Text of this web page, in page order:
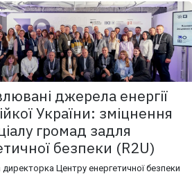
джерела енергії
України: зміцнення
громад задля
безпеки (R2U)
Центру енергетичної безпеки